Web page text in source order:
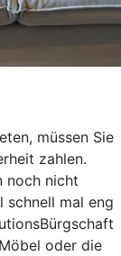
müssen Sie
zahlen.
noch nicht
schnell mal eng
oder die